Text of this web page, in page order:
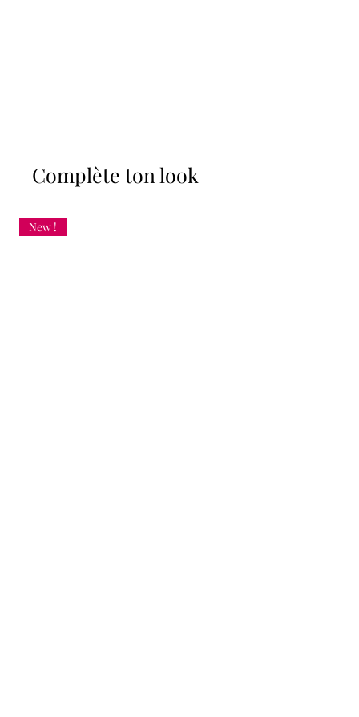
Complète ton look
New !